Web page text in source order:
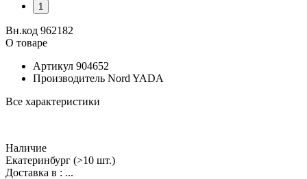
1
Вн.код 962182
О товаре
Артикул 904652
Производитель Nord YADA
Все характеристики
Наличие
Екатеринбург (>10 шт.)
Доставка в : ...